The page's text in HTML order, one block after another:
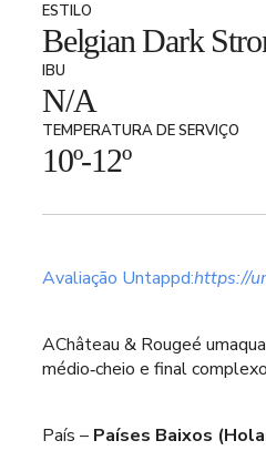
-
33cl
ESTILO
Belgian Dark
IBU
N/A
TEMPERATURA DE SERVIÇO
10º-12º
Avaliação Untappd:https://
AChâteau & Rougeé
médio‑cheio e final
País – Países Baixos